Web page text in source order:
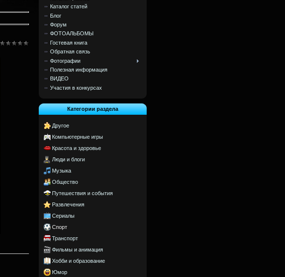
Каталог статей
Блог
Форум
ФОТОАЛЬБОМЫ
Гостевая книга
Обратная связь
Фотографии
Полезная информация
ВИДЕО
Участия в конкурсах
Категории раздела
Другое
Компьютерные игры
Красота и здоровье
Люди и блоги
Музыка
Общество
Путешествия и события
Развлечения
Сериалы
Спорт
Транспорт
Фильмы и анимация
Хобби и образование
Юмор